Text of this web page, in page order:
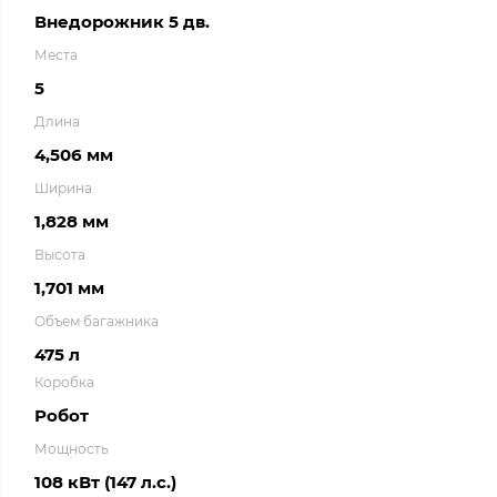
Внедорожник 5 дв.
Места
5
Длина
4,506 мм
Ширина
1,828 мм
Высота
1,701 мм
Объем багажника
475 л
Коробка
Робот
Мощность
108 кВт (147 л.с.)